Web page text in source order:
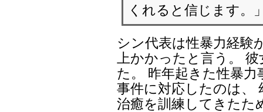
くれると信じます。
シン代表は性暴力経験
上かかったと言う。
た。 昨年起きた性暴
事件に対応したのは、
治癒を訓練してきたた